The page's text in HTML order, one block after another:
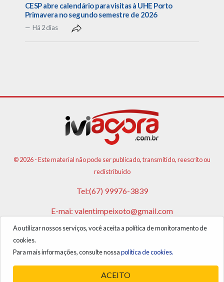
CESP abre calendário para visitas à UHE Porto
Primavera no segundo semestre de 2026
Há 2 dias
Ao utilizar nossos serviços, você aceita a política de monitoramento de
cookies.
Para mais informações, consulte nossapolítica de cookies.
ACEITO
© 2026 - Este material não pode ser publicado, transmitido, reescrito ou
redistribuído
Tel:(67) 99976-3839
E-mai: valentimpeixoto@gmail.com
VPA AGENCIA DE PUBLICIDADES E NOTICIAS LTDA